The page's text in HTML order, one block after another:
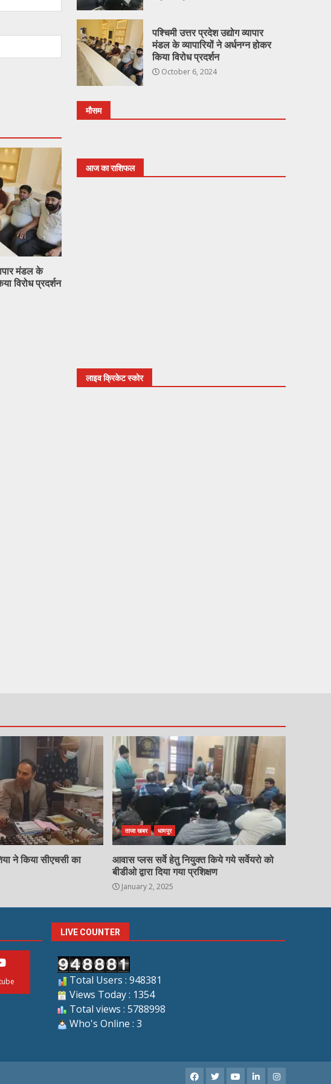
मंडल के
विरोध प्रदर्शन
पश्चिमी उत्तर प्रदेश उद्योग व्यापार
मंडल के व्यापारियों ने अर्धनग्न होकर
किया विरोध प्रदर्शन
October 6, 2024
मौसम
आज का राशिफल
लाइव क्रिकेट स्कोर
ने किया सीएचसी का
ताजा खबर धामपुर
आवास प्लस सर्वे हेतु नियुक्त किये गये सर्वेयरो को
बीडीओ द्वारा दिया गया प्रशिक्षण
January 2, 2025
LIVE COUNTER
Total Users : 948381
Views Today : 1354
Total views : 5788998
Who's Online : 3
Facebook
X YoutubeLinkedInInstagram